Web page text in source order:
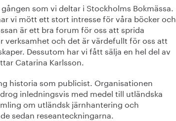
som vi deltar i Stockholms Bokmässa.
vi mött ett stort intresse för våra böcker och
är ett bra forum för oss att sprida
verksamhet och det är värdefullt för oss att
Dessutom har vi fått sälja en hel del av
Catarina Karlsson.
historia som publicist. Organisationen
inledningsvis med medel till utländska
om utländsk järnhantering och
sedan reseanteckningarna.